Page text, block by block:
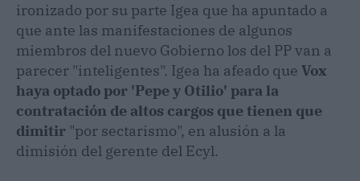
ironizado por su parte Igea que ha apuntado a
que ante las manifestaciones de algunos
miembros del nuevo Gobierno los del PP van a
parecer "inteligentes". Igea ha afeado que Vox
haya optado por 'Pepe y Otilio' para la
contratación de altos cargos que tienen que
dimitir "por sectarismo", en alusión a la
dimisión del gerente del Ecyl.